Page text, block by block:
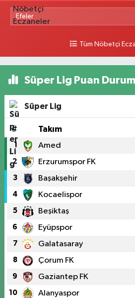
Tüm Nöbetçi
Süper Lig Puan
Süper Lig
# Takım
1 Amed
2 Erzurumspor FK
3 Başakşehir
4 Kocaelispor
5 Beşiktaş
6 Eyüpspor
7 Galatasaray
8 Çorum FK
9 Gaziantep FK
10 Alanyaspor